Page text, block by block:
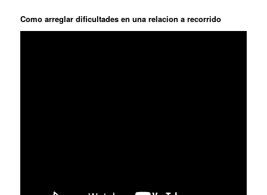
Como arreglar dificultades en una relacion a recorrido